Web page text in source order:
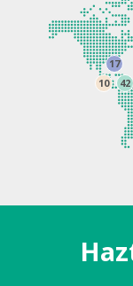
17
10
42